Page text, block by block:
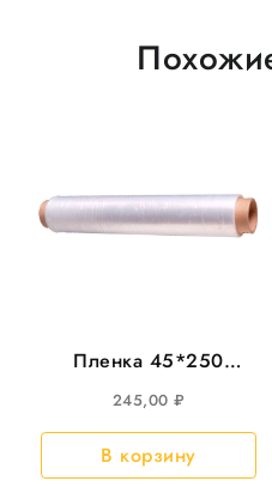
Пленка 45*250
Идеал WT белая.
7рул/кор(174;6)
245,00₽
В корзину